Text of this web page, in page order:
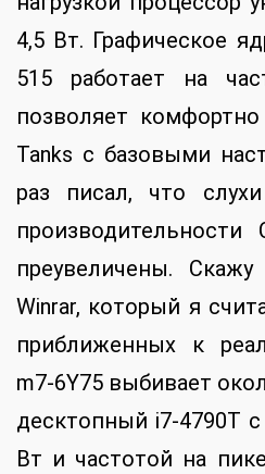
4,5 Вт. Графическое
515 работает на
позволяет
Tanks с базовыми
раз писал, что
преувеличены.
Winrar, который я
приближенных к
m7-6Y75 выбивает
десктопный i7-4790T
Вт и частотой на